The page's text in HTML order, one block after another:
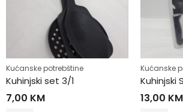
Kućanske potrebštine
Kuhinjski set 3/1
7,00 KM
Kućanske
Kuhinjski
13,00 KM